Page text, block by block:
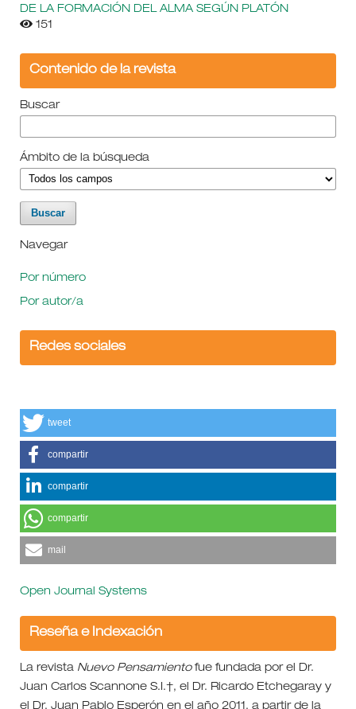
DE LA FORMACIÓN DEL ALMA SEGÚN PLATÓN
151
Contenido de la revista
Buscar
Ámbito de la búsqueda
Navegar
Por número
Por autor/a
Redes sociales
tweet
compartir
compartir
compartir
mail
Open Journal Systems
Reseña e Indexación
La revista Nuevo Pensamientofue fundada por el Dr.
Juan Carlos Scannone S.I.†, el Dr. Ricardo Etchegaray y
el Dr. Juan Pablo Esperón en el año 2011, a partir de la